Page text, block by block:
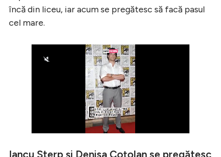
încă din liceu, iar acum se pregătesc să facă pasul
cel mare.
Iancu Sterp și Denisa Coțolan se pregătesc